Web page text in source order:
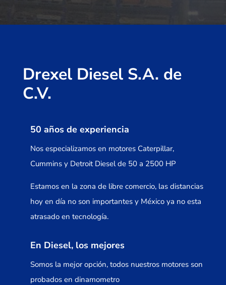
Drexel Diesel S.A. de
C.V.
50 años de experiencia
Nos especializamos en motores Caterpillar,
Cummins y Detroit Diesel de 50 a 2500 HP
Estamos en la zona de libre comercio, las distancias
hoy en día no son importantes y México ya no esta
atrasado en tecnología.
En Diesel, los mejores
Somos la mejor opción, todos nuestros motores son
probados en dinamometro